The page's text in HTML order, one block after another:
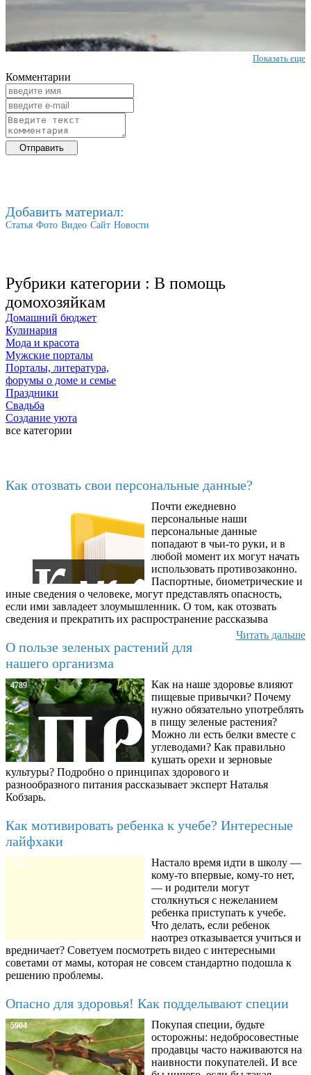
Показать еще
Комментарии
Добавить материал:
Статья Фото Видео Сайт Новости
Рубрики категории : В помощь
домохозяйкам
Домашний бюджет
Кулинария
Мода и красота
Мужские порталы
Порталы, литература,
форумы о доме и семье
Праздники
Свадьба
Создание уюта
все категории
Как отозвать свои персональные данные?
Почти ежедневно
персональные наши
персональные данные
попадают в чьи-то руки, и в
любой момент их могут начать
использовать противозаконно.
Паспортные, биометрические и
иные сведения о человеке, могут представлять опасность,
если ими завладеет злоумышленник. О том, как отозвать
сведения и прекратить их распространение рассказыва
Читать дальше
О пользе зеленых растений для
нашего организма
4789
Как на наше здоровье влияют
пищевые привычки? Почему
нужно обязательно употреблять
в пищу зеленые растения?
Можно ли есть белки вместе с
углеводами? Как правильно
кушать орехи и зерновые
культуры? Подробно о принципах здорового и
разнообразного питания рассказывает эксперт Наталья
Кобзарь.
Как мотивировать ребенка к учебе? Интересные
лайфхаки
8780
Настало время идти в школу —
кому-то впервые, кому-то нет,
— и родители могут
столкнуться с нежеланием
ребенка приступать к учебе.
Что делать, если ребенок
наотрез отказывается учиться и
вредничает? Советуем посмотреть видео с интересными
советами от мамы, которая не совсем стандартно подошла к
решению проблемы.
Опасно для здоровья! Как подделывают специи
5904
Покупая специи, будьте
осторожны: недобросовестные
продавцы часто наживаются на
наивности покупателей. И все